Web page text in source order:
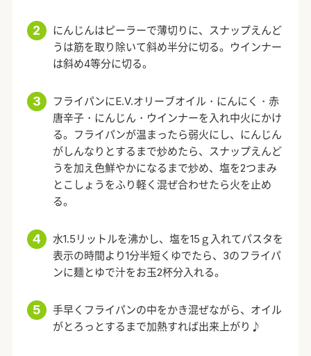
にんじんはピーラーで薄切りに、スナップえんど
うは筋を取り除いて斜め半分に切る。ウインナー
は斜め4等分に切る。
フライパンにE.V.オリーブオイル・にんにく・赤
唐辛子・にんじん・ウインナーを入れ中火にかけ
る。フライパンが温まったら弱火にし、にんじん
がしんなりとするまで炒めたら、スナップえんど
うを加え色鮮やかになるまで炒め、塩を2つまみ
とこしょうをふり軽く混ぜ合わせたら火を止め
る。
水1.5リットルを沸かし、塩を15ｇ入れてパスタを
表示の時間より1分半短くゆでたら、3のフライパ
ンに麺とゆで汁をお玉2杯分入れる。
手早くフライパンの中をかき混ぜながら、オイル
がとろっとするまで加熱すれば出来上がり♪